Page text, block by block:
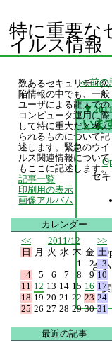
特に重要な
イルス情報
前の
▼
いま
セ
さい
前
数あるセキュリティ欠
陥情報の中でも、一般
ユーザによる龍大での
コンピュータ運用に際
して特に重大だと考え
られるものについて記
述します。緊急のウイ
ルス関連情報について
もここに記述します。
記事一覧
印刷用の表示
画像アルバム
カレンダー
<<
2011/12
>>
日
月 火 水 木 金 土
1
2
3
4
5 6 7 8 9 10
11 12 13 14 15 16 17
18 19 20 21 22 23 24
25 26 27 28 29 30 31
最近の記事